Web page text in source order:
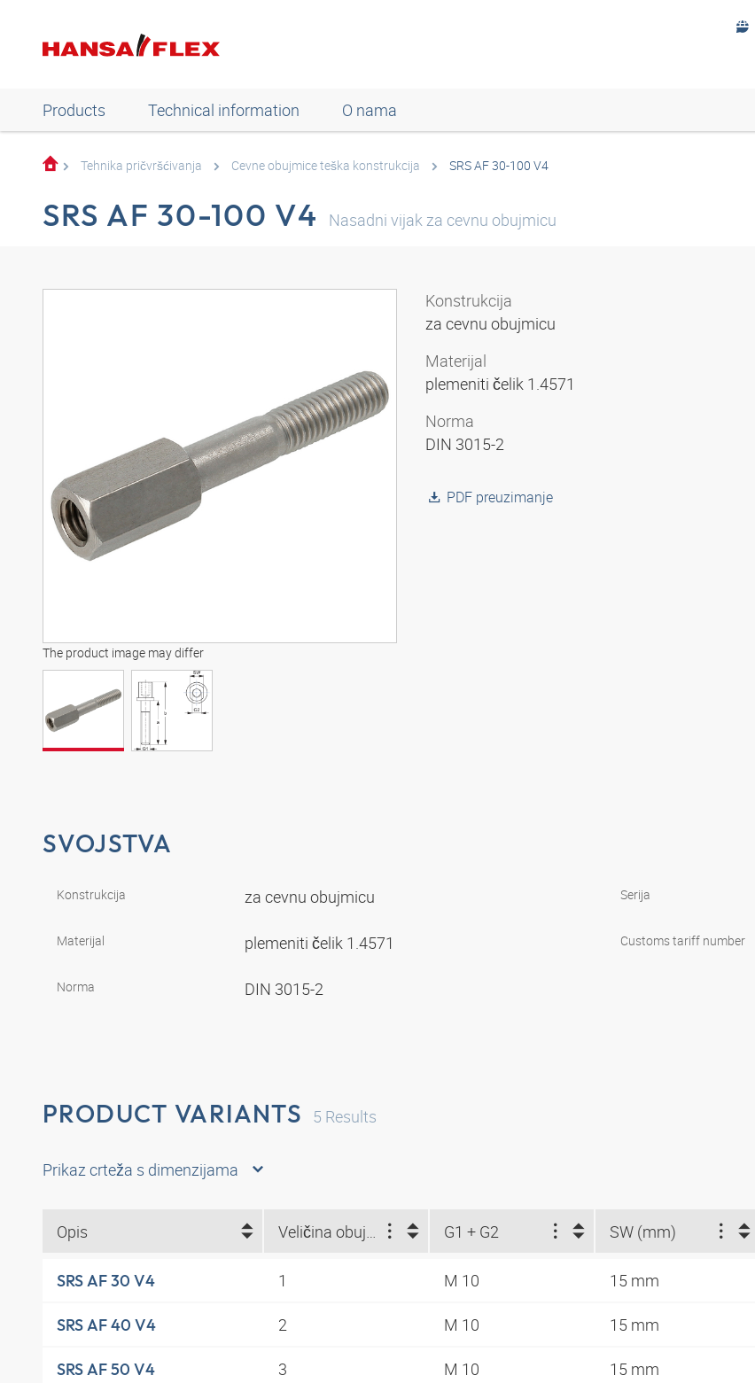
Products Technical information O nama
Tehnika pričvršćivanja Cevne obujmice teška konstrukcija SRS AF 30-100 V4
SRS AF 30-100 V4 Nasadni vijak za cevnu obujmicu
The product image may differ
Konstrukcija
za cevnu obujmicu
Materijal
plemeniti čelik 1.4571
Norma
DIN 3015-2
PDF preuzimanje
SVOJSTVA
Konstrukcija za cevnu obujmicu
Materijal plemeniti čelik 1.4571
Norma DIN 3015-2
Serija
Customs tariff number
PRODUCT VARIANTS 5 Results
Prikaz crteža s dimenzijama
Opis Veličina obujmice G1 + G2 SW (mm)
SRS AF 30 V4 1 M 10 15 mm
SRS AF 40 V4 2 M 10 15 mm
SRS AF 50 V4 3 M 10 15 mm